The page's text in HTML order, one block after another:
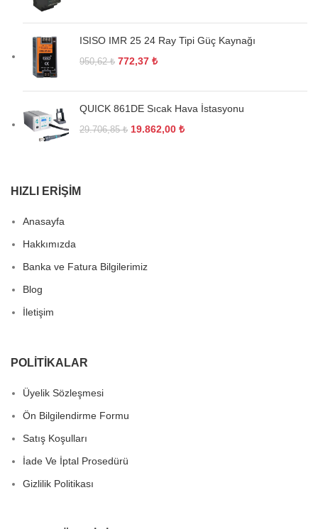
ISISO IMR 25 24 Ray Tipi Güç Kaynağı
950,62₺ 772,37 ₺
QUICK 861DE Sıcak Hava İstasyonu
29.706,85₺ 19.862,00 ₺
HIZLI ERIŞIM
Anasayfa
Hakkımızda
Banka ve Fatura Bilgilerimiz
Blog
İletişim
POLITIKALAR
Üyelik Sözleşmesi
Ön Bilgilendirme Formu
Satış Koşulları
İade Ve İptal Prosedürü
Gizlilik Politikası